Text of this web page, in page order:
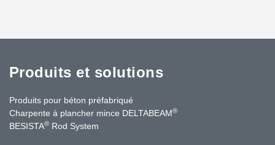
Produits et solutions
Produits pour béton préfabriqué
Charpente à plancher mince DELTABEAM®
BESISTA® Rod System